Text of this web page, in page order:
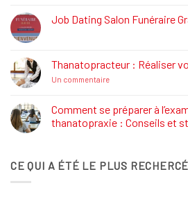
Définition,
Rôle
Job Dating Salon Funéraire
Job
Dating
Salon
SUD
Thanatopracteur : Réaliser
Un commentairesur
Réaliser
votre
rêve
Comment se préparer à
thanatopraxie : Conseils et
Comment
se
CE QUI A ÉTÉ LE PLUS RECHERCÉ